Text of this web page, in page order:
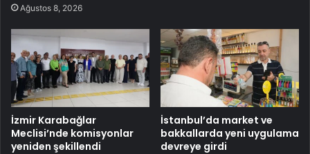
Ağustos 8, 2026
İzmir Karabağlar
Meclisi’nde komisyonlar
yeniden şekillendi
İstanbul’da market ve
bakkallarda yeni uygulama
devreye girdi